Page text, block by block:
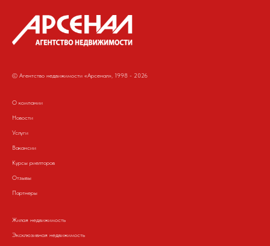
© Агентство недвижимости «Арсенал», 1998 - 2026
О компании
Новости
Услуги
Вакансии
Курсы риелторов
Отзывы
Партнеры
Жилая недвижимость
Эксклюзивная недвижимость